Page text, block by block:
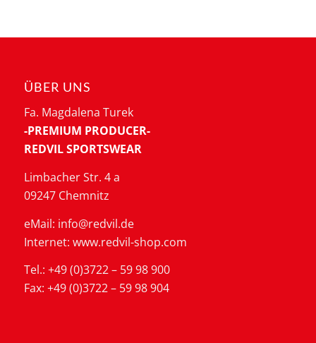
ÜBER UNS
Fa. Magdalena Turek
-PREMIUM PRODUCER-
REDVIL SPORTSWEAR
Limbacher Str. 4 a
09247 Chemnitz
eMail: info@redvil.de
Internet: www.redvil-shop.com
Tel.: +49 (0)3722 – 59 98 900
Fax: +49 (0)3722 – 59 98 904